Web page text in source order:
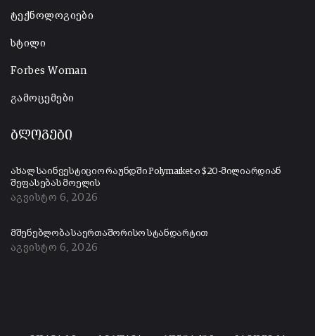
ტექნოლოგიები
სტილი
Forbes Woman
გამოცემები
ბლოგები
ახალ საინვესტიციო რაუნდში Polymarket-ი $20-მილიარდიან
შეფასებას მოელის
აგვისტო 6, 2026
მშენებლობა საერთაშორისო სტანდარტით
აგვისტო 6, 2026